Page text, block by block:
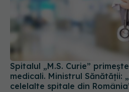
Spitalul „M.S. Curie”
medicali. Ministrul Sănătății:
celelalte spitale din